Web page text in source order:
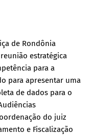
de Rondônia
estratégica
para a
para apresentar uma
de dados para o
do juiz
e Fiscalização